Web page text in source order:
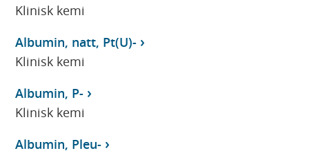
Klinisk kemi
Albumin, natt, Pt(U)-
Klinisk kemi
Albumin, P-
Klinisk kemi
Albumin, Pleu-